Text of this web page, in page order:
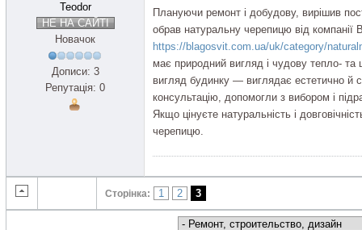
Teodor
НЕ НА САЙТІ
Новачок
Дописи: 3
Репутація: 0
Плануючи ремонт і добудову, вирішив
обрав натуральну черепицю від компанії
https://blagosvit.com.ua/uk/category/
має природний вигляд і чудову тепло- та
вигляд будинку — виглядає естетично й
консультацію, допомогли з вибором і
Якщо цінуєте натуральність і
черепицю.
Сторінка: 1 2 3